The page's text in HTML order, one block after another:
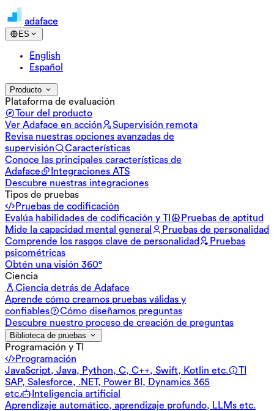
adaface
ES
English
Español
Producto
Plataforma de evaluación
Tour del producto
Ver Adaface en acción
Supervisión remota
Revisa nuestras opciones avanzadas de
supervisión
Características
Conoce las principales características de
Adaface
Integraciones ATS
Descubre nuestras integraciones
Tipos de pruebas
Pruebas de codificación
Evalúa habilidades de codificación y TI
Pruebas de aptitud
Mide la capacidad mental general
Pruebas de personalidad
Comprende los rasgos clave de personalidad
Pruebas
psicométricas
Obtén una visión 360°
Ciencia
Ciencia detrás de Adaface
Aprende cómo creamos pruebas válidas y
confiables
Cómo diseñamos preguntas
Descubre nuestro proceso de creación de preguntas
Biblioteca de pruebas
Programación y TI
Programación
JavaScript, Java, Python, C, C++, Swift, Kotlin etc.
TI
SAP, Salesforce, .NET, Power BI, Dynamics 365
etc.
Inteligencia artificial
Aprendizaje automático, aprendizaje profundo, LLMs etc.